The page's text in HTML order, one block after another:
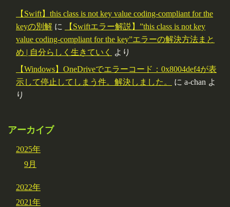
【Swift】this class is not key value coding-compliant for the
keyの別解 に
【Swiftエラー解説】”this class is not key
value coding-compliant for the key”エラーの解決方法まと
め | 自分らしく生きていく
より
【Windows】OneDriveでエラーコード：0x8004def4が表
示して停止してしまう件。解決しました。
に a-chan よ
り
アーカイブ
2025年
9月
2022年
2021年